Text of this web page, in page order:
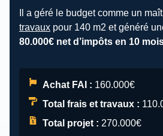
Il a géré le budget comme un
travaux pour 140 m2 et généré
80.000€ net d’impôts en 10
Achat FAI : 160.000€
Total frais et travaux :
Total projet : 270.000€